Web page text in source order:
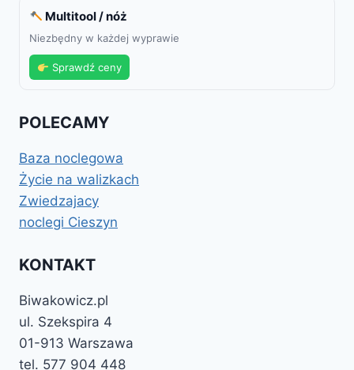
Multitool / nóż
Niezbędny w każdej wyprawie
Sprawdź ceny
POLECAMY
Baza noclegowa
Życie na walizkach
Zwiedzajacy
noclegi Cieszyn
KONTAKT
Biwakowicz.pl
ul. Szekspira 4
01-913 Warszawa
tel. 577 904 448